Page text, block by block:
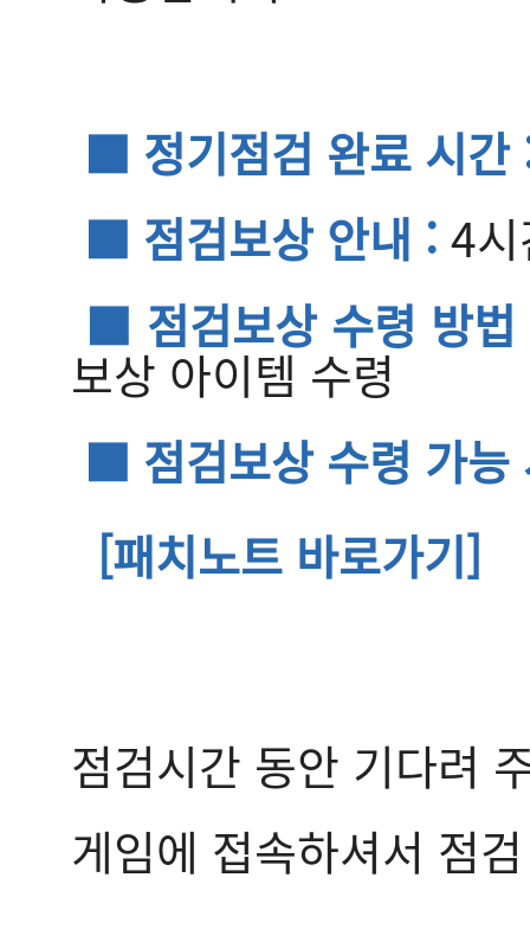
■ 정기점검 완료 시간
■ 점검보상 안내 : 4
■ 점검보상 수령 방
보상 아이템 수령
■ 점검보상 수령 가능
[패치노트 바로가기]
점검시간 동안 기다려
게임에 접속하셔서 점